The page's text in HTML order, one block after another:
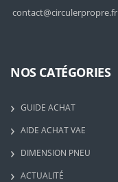
contact@circulerpropre.fr
NOS CATÉGORIES
GUIDE ACHAT
AIDE ACHAT VAE
DIMENSION PNEU
ACTUALITÉ